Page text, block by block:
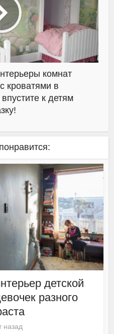
комнат
кроватями в
к детям
детской
разного
назад